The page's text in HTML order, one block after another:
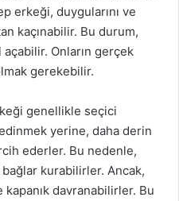
erkeği, duygularını ve
kaçınabilir. Bu durum,
açabilir. Onların gerçek
gerekebilir.
genellikle seçici
yerine, daha derin
ederler. Bu nedenle,
kurabilirler. Ancak,
davranabilirler. Bu